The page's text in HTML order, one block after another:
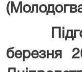
березня